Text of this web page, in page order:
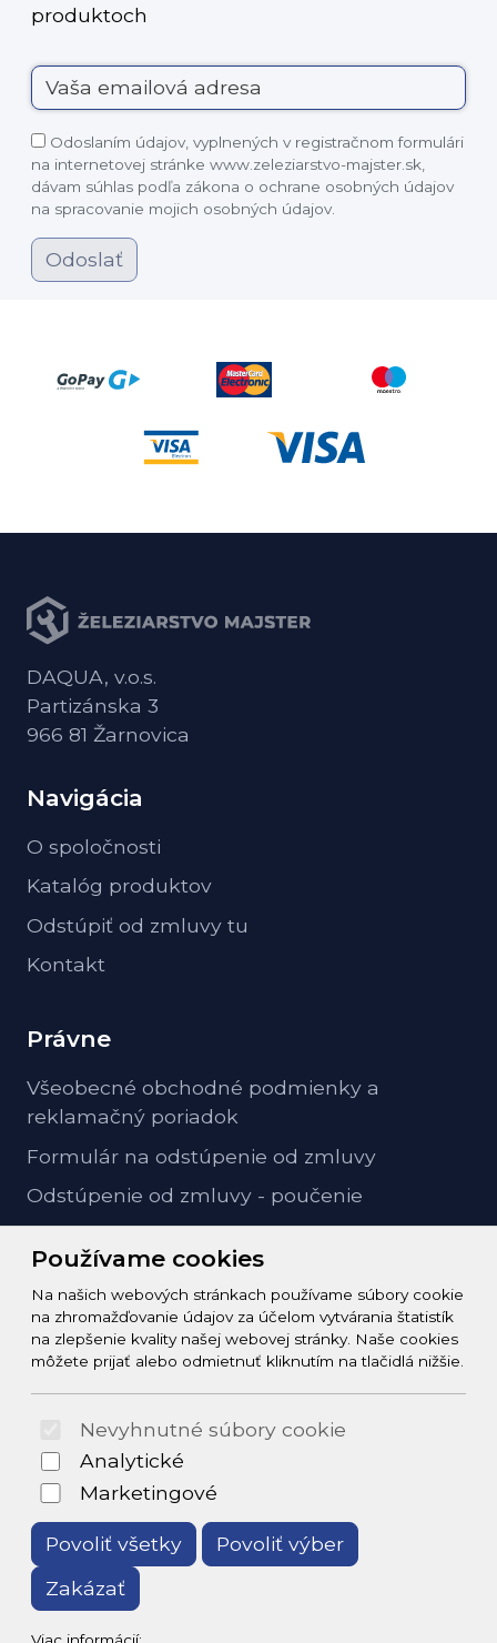
produktoch
Odoslaním údajov, vyplnených v registračnom formulári
na internetovej stránke www.zeleziarstvo-majster.sk,
dávam súhlas podľa zákona o ochrane osobných údajov
na spracovanie mojich osobných údajov.
Odoslať
Používame cookies
Na našich webových stránkach používame súbory cookie
na zhromažďovanie údajov za účelom vytvárania štatistík
na zlepšenie kvality našej webovej stránky. Naše cookies
môžete prijať alebo odmietnuť kliknutím na tlačidlá nižšie.
Nevyhnutné súbory cookie
Analytické
Marketingové
Povoliť všetky
Povoliť výber
Zakázať
DAQUA, v.o.s.
Partizánska 3
966 81 Žarnovica
Navigácia
O spoločnosti
Katalóg produktov
Odstúpiť od zmluvy tu
Kontakt
Právne
Všeobecné obchodné podmienky a
reklamačný poriadok
Formulár na odstúpenie od zmluvy
Odstúpenie od zmluvy - poučenie
Kontakt
info@zeleziarstvo-majster.sk
+421456812908
© 2026 Arrabella s.r.o., mayabella s.r.o., Všetky práva
Hosting: